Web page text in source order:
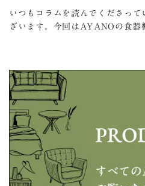
いつもコラムを読んでくださっ
ざいます。今回はAYANOの食器